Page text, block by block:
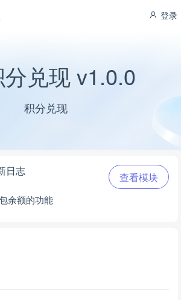
登录
兑现 v1.0.0
积分兑现
查看模块
日志
余额的功能